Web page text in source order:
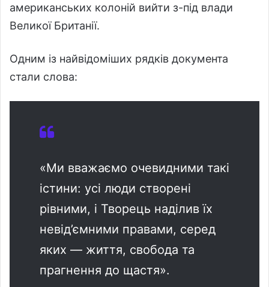
американських колоній вийти з-під влади
Великої Британії.
Одним із найвідоміших рядків документа
стали слова:
«Ми вважаємо очевидними такі
істини: усі люди створені
рівними, і Творець наділив їх
невід’ємними правами, серед
яких — життя, свобода та
прагнення до щастя».